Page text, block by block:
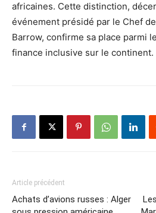
africaines. Cette distinction,
événement présidé par le Chef de
Barrow, confirme sa place parmi
finance inclusive sur le continent.
Article précédent
Achats d’avions russes : Alger